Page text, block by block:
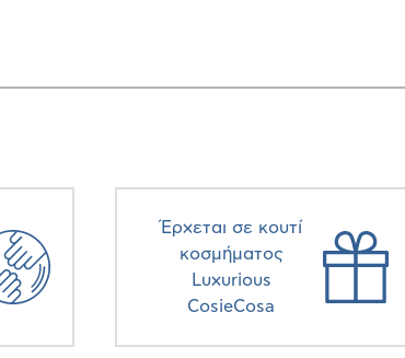
Έρχεται σε κουτί
κοσμήματος
Luxurious
CosieCosa